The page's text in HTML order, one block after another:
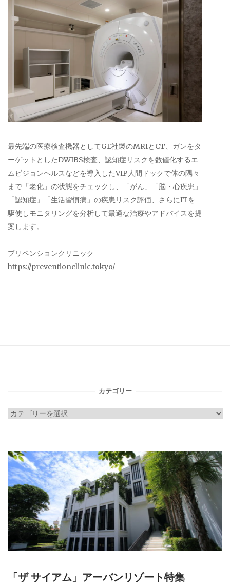
最先端の医療検査機器としてGE社製のMRIとCT、ガンをタ
ーゲットとしたDWIBS検査、認知症リスクを数値化するエ
ムビジョンヘルスなどを導入したVIP人間ドックで体の隅々
まで「老化」の状態をチェックし、「がん」「脳・心疾患」
「認知症」「生活習慣病」の疾患リスク評価、さらにITを
駆使しモニタリングを分析して最適な治療やアドバイスを提
案します。
プリベンションクリニック
https://preventionclinic.tokyo/
カテゴリー
カ
リ
ー
「ザ サイアム」アーバンリゾート特集